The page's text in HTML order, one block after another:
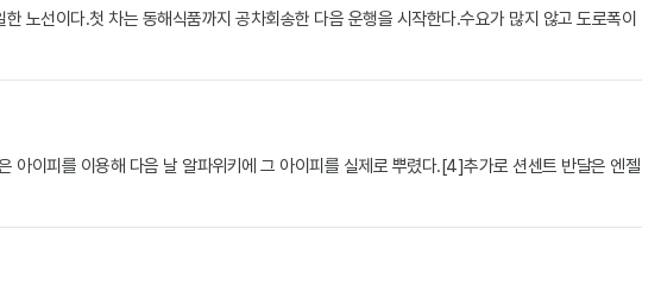
노선이다.첫 차는 동해식품까지 공차회송한 다음 운행을 시작한다.수요가 많지 않고 도로폭이
이피를 이용해 다음 날 알파위키에 그 아이피를 실제로 뿌렸다.[4]추가로 션센트 반달은 엔젤